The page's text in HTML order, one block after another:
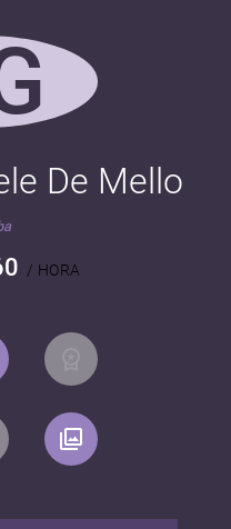
De Mello
/ HORA